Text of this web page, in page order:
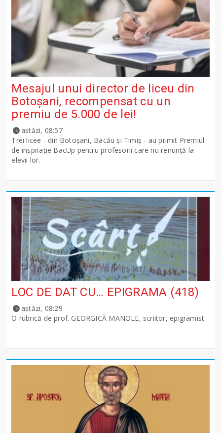
Mesajul unui director de liceu din
Botoșani, recompensat cu un
premiu de 5.000 de lei!
astăzi, 08:57
Trei licee - din Botoșani, Bacău și Timiș - au primit Premiul
de inspirație BacUp pentru profesorii care nu renunță la
elevii lor.
LOC DE DAT CU… EPIGRAMA (418)
astăzi, 08:29
O rubrică de prof. GEORGICĂ MANOLE, scriitor, epigramist